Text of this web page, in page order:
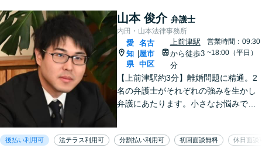
談ください。」【分割
払いあり・法テラス利
用可】
山本 俊介 弁護士
内田・山本法律事務所
愛
知
県
名古
屋市
中区
上前津駅
から徒歩3
分
営業時間：09:30
~18:00（平日）
【上前津駅約3分】離婚問題に精通。2
名の弁護士がそれぞれの強みを生かし
弁護にあたります。小さなお悩みで
イスを行います！【初回相談無料】
後払い利用可 法テラス利用可 分割払い利用可 初回面談無料 休日面談